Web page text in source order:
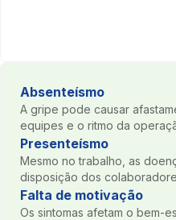
Absenteísmo
A gripe pode causar
equipes e o ritmo da
Presenteísmo
Mesmo no trabalho, as
disposição dos
Falta de motivação
Os sintomas afetam o bem-